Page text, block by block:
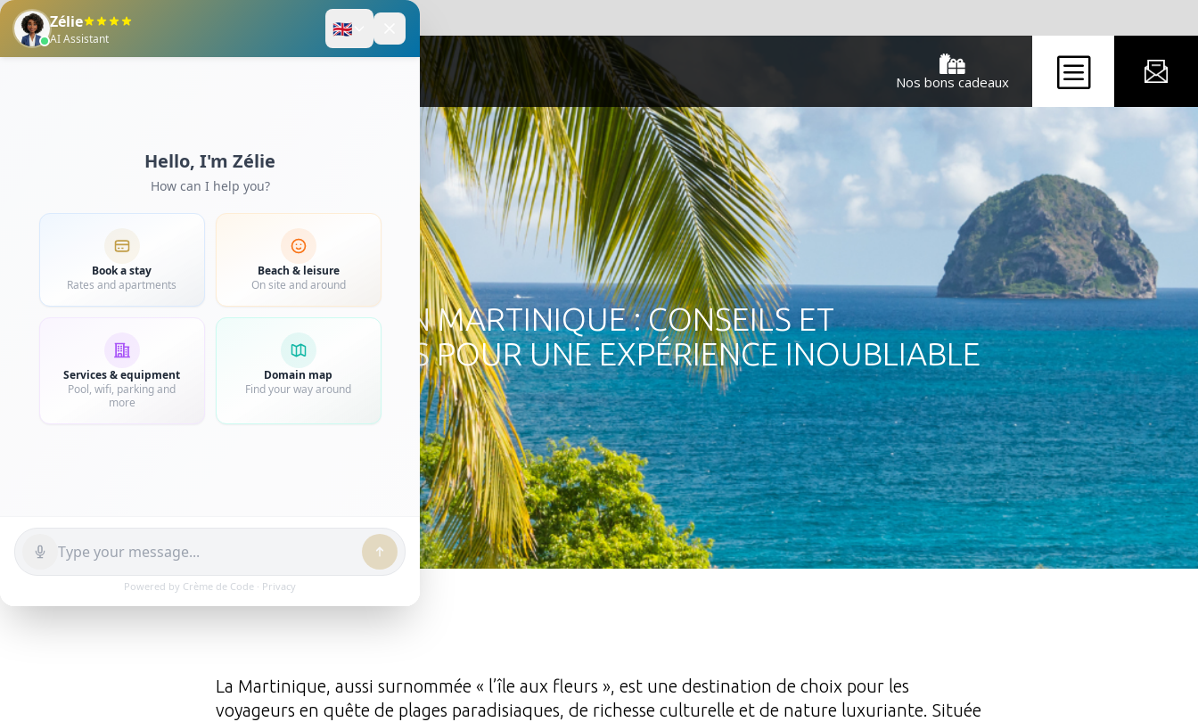
Enregistrez-vous

Nos bons cadeaux b
Découverte et évasion
★★★★
GUIDE DE VOYAGE EN MARTINIQUE : CONSEILS ET
RECOMMANDATIONS POUR UNE EXPÉRIENCE INOUBLIABLE
La Martinique, aussi surnommée « l’île aux fleurs », est une destination de choix pour les
voyageurs en quête de plages paradisiaques, de richesse culturelle et de nature luxuriante. Située